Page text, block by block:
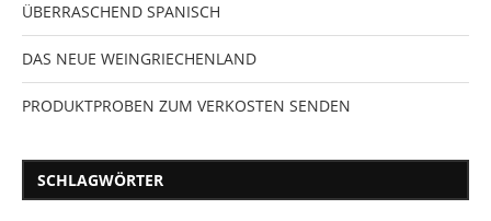
ÜBERRASCHEND SPANISCH
DAS NEUE WEINGRIECHENLAND
PRODUKTPROBEN ZUM VERKOSTEN SENDEN
SCHLAGWÖRTER